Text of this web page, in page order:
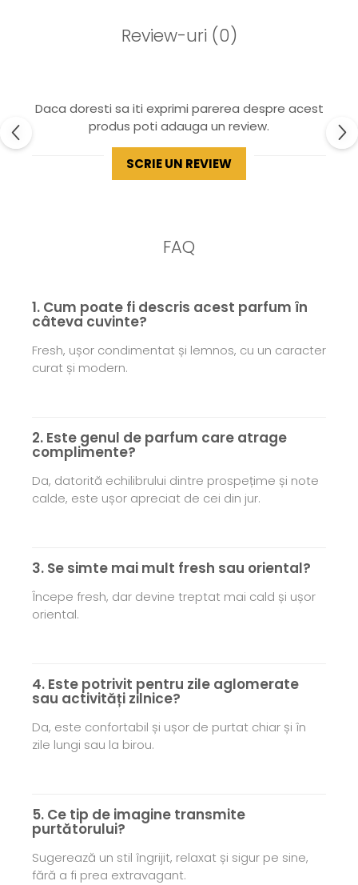
Review-uri (0)
Daca doresti sa iti exprimi parerea despre acest
produs poti adauga un review.
SCRIE UN REVIEW
FAQ
1. Cum poate fi descris acest parfum în
câteva cuvinte?
Fresh, ușor condimentat și lemnos, cu un caracter
curat și modern.
2. Este genul de parfum care atrage
complimente?
Da, datorită echilibrului dintre prospețime și note
calde, este ușor apreciat de cei din jur.
3. Se simte mai mult fresh sau oriental?
Începe fresh, dar devine treptat mai cald și ușor
oriental.
4. Este potrivit pentru zile aglomerate
sau activități zilnice?
Da, este confortabil și ușor de purtat chiar și în
zile lungi sau la birou.
5. Ce tip de imagine transmite
purtătorului?
Sugerează un stil îngrijit, relaxat și sigur pe sine,
fără a fi prea extravagant.